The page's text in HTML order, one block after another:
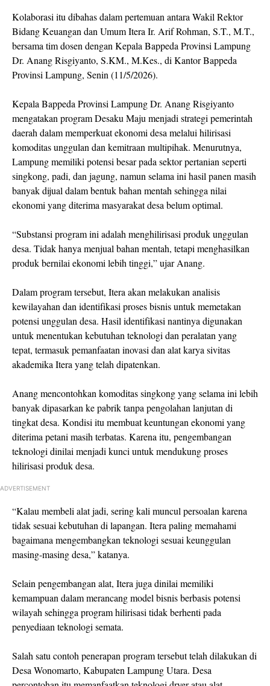
Kolaborasi itu dibahas dalam pertemuan antara Wakil Rektor
Bidang Keuangan dan Umum Itera Ir. Arif Rohman, S.T., M.T.,
bersama tim dosen dengan Kepala Bappeda Provinsi Lampung
Dr. Anang Risgiyanto, S.KM., M.Kes., di Kantor Bappeda
Provinsi Lampung, Senin (11/5/2026).
Kepala Bappeda Provinsi Lampung Dr. Anang Risgiyanto
mengatakan program Desaku Maju menjadi strategi pemerintah
daerah dalam memperkuat ekonomi desa melalui hilirisasi
komoditas unggulan dan kemitraan multipihak. Menurutnya,
Lampung memiliki potensi besar pada sektor pertanian seperti
singkong, padi, dan jagung, namun selama ini hasil panen masih
banyak dijual dalam bentuk bahan mentah sehingga nilai
ekonomi yang diterima masyarakat desa belum optimal.
“Substansi program ini adalah menghilirisasi produk unggulan
desa. Tidak hanya menjual bahan mentah, tetapi menghasilkan
produk bernilai ekonomi lebih tinggi,” ujar Anang.
Dalam program tersebut, Itera akan melakukan analisis
kewilayahan dan identifikasi proses bisnis untuk memetakan
potensi unggulan desa. Hasil identifikasi nantinya digunakan
untuk menentukan kebutuhan teknologi dan peralatan yang
tepat, termasuk pemanfaatan inovasi dan alat karya sivitas
akademika Itera yang telah dipatenkan.
Anang mencontohkan komoditas singkong yang selama ini lebih
banyak dipasarkan ke pabrik tanpa pengolahan lanjutan di
tingkat desa. Kondisi itu membuat keuntungan ekonomi yang
diterima petani masih terbatas. Karena itu, pengembangan
teknologi dinilai menjadi kunci untuk mendukung proses
hilirisasi produk desa.
ADVERTISEMENT
“Kalau membeli alat jadi, sering kali muncul persoalan karena
tidak sesuai kebutuhan di lapangan. Itera paling memahami
bagaimana mengembangkan teknologi sesuai keunggulan
masing-masing desa,” katanya.
Selain pengembangan alat, Itera juga dinilai memiliki
kemampuan dalam merancang model bisnis berbasis potensi
wilayah sehingga program hilirisasi tidak berhenti pada
penyediaan teknologi semata.
Salah satu contoh penerapan program tersebut telah dilakukan di
Desa Wonomarto, Kabupaten Lampung Utara. Desa